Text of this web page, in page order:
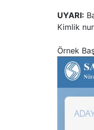
UYARI:
Kimlik
Örnek